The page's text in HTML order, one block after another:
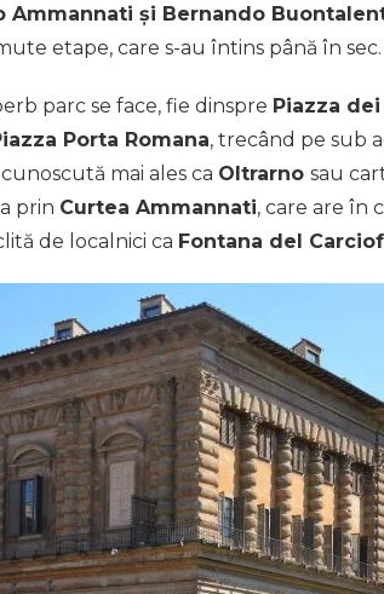
Ammannati și Bernando
etape, care s-au întins până în
parc se face, fie dinspre Piazza
Porta Romana, trecând pe sub
cunoscută mai ales ca Oltrarno sau
prin Curtea Ammannati, care are în
de localnici ca Fontana del